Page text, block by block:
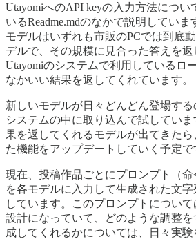
UtayomiへのAPI keyの入力方法につい
いるReadme.mdのなかで説明してい
モデルはいずれも市販のPCでは到底
デルで、その規模に見合った答えを返
Utayomiのシステムで利用しているロ
なかいい結果を返してくれています。
新しいモデルが日々どんどん登場す
システムの中に取り込んで試してい
果を返してくれるモデルが出てきた
た機能をアップデートしていく予定で
現在、投稿作品ごとにプロンプト（
を各モデルに入力して生成された文
しています。このプロンプトについ
設計になっていて、どのような調整
成してくれるかについては、日々実験